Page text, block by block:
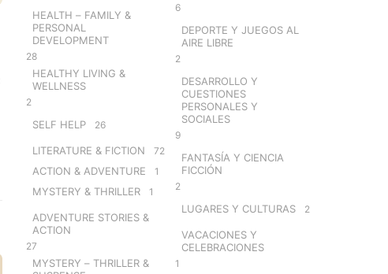
HEALTH – FAMILY &
PERSONAL
DEVELOPMENT
28
HEALTHY LIVING &
WELLNESS
2
SELF HELP 26
LITERATURE & FICTION 72
ACTION & ADVENTURE 1
MYSTERY & THRILLER 1
ADVENTURE STORIES &
ACTION
27
MYSTERY – THRILLER &
6
DEPORTE Y JUEGOS AL
AIRE LIBRE
2
DESARROLLO Y
CUESTIONES
PERSONALES Y
SOCIALES
9
FANTASÍA Y CIENCIA
FICCIÓN
2
LUGARES Y CULTURAS 2
VACACIONES Y
CELEBRACIONES
1